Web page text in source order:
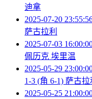
迪拿
2025-07-20
萨古拉利
2025-07-03
佩历克 埃里温
2025-05-29
1-3 (角 6-1) 萨古拉
2025-05-25